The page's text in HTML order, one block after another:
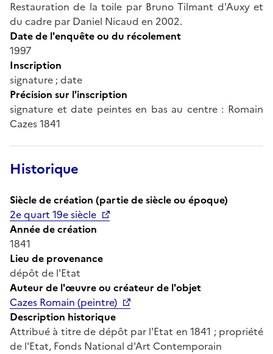
Restauration de la toile par Bruno Tilmant d'Auxy et
du cadre par Daniel Nicaud en 2002.
Date de l'enquête ou du récolement
1997
Inscription
signature ; date
Précision sur l'inscription
signature et date peintes en bas au centre : Romain
Cazes 1841
Historique
Siècle de création (partie de siècle ou époque)
2e quart 19e siècle
Année de création
1841
Lieu de provenance
dépôt de l'Etat
Auteur de l'œuvre ou créateur de l'objet
Cazes Romain (peintre)
Description historique
Attribué à titre de dépôt par l'Etat en 1841 ; propriété
de l'Etat, Fonds National d'Art Contemporain